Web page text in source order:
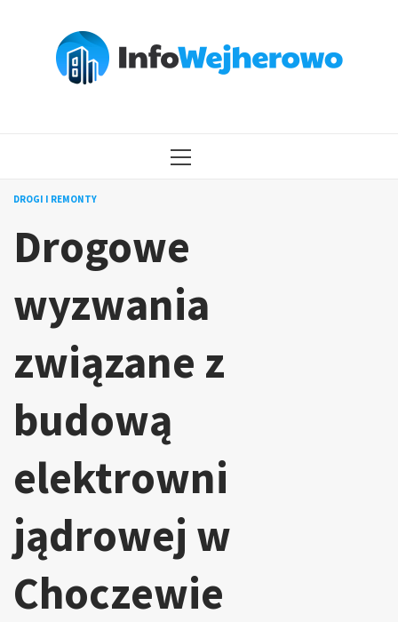
MENU
DROGI I REMONTY
Drogowe
wyzwania
związane z
budową
elektrowni
jądrowej w
Choczewie